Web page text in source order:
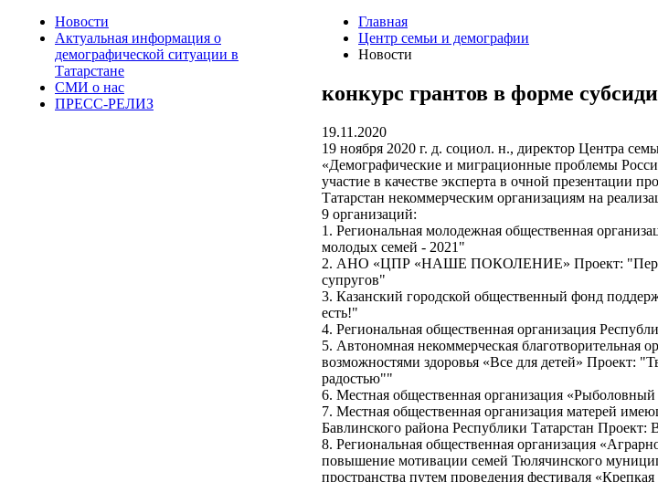
Новости
Актуальная информация о
демографической ситуации в
Татарстане
СМИ о нас
ПРЕСС-РЕЛИЗ
Главная
Центр семьи и демографии
Новости
конкурс грантов в форме
19.11.2020
19 ноября 2020 г. д. социол. н., директор Центра
«Демографические и миграционные проблемы
участие в качестве эксперта в очной презентации
Татарстан некоммерческим организациям на
9 организаций:
1. Региональная молодежная общественная
молодых семей - 2021"
2. АНО «ЦПР «НАШЕ ПОКОЛЕНИЕ» Проект:
супругов"
3. Казанский городской общественный фонд
есть!"
4. Региональная общественная организация
5. Автономная некоммерческая благотворительная
возможностями здоровья «Все для детей» Проект:
радостью""
6. Местная общественная организация
7. Местная общественная организация матерей
Бавлинского района Республики Татарстан Проект:
8. Региональная общественная организация
повышение мотивации семей Тюлячинского
пространства путем проведения фестиваля